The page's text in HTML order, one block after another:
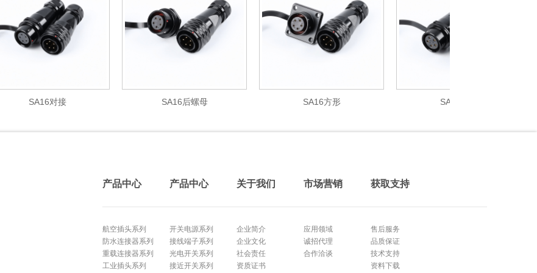
SA16对接 SA16后螺母 SA16方形 SA20对接
产品中心 产品中心 关于我们 市场营销 获取支持
航空插头系列
防水连接器系列
重载连接器系列
工业插头系列
开关电源系列
接线端子系列
光电开关系列
接近开关系列
企业简介
企业文化
社会责任
资质证书
应用领域
诚招代理
合作洽谈
售后服务
品质保证
技术支持
资料下载